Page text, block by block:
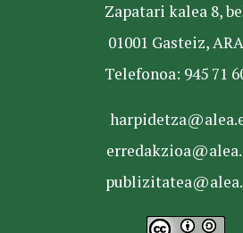
Zapatari kalea 8,
01001 Gasteiz,
Telefonoa: 945 71